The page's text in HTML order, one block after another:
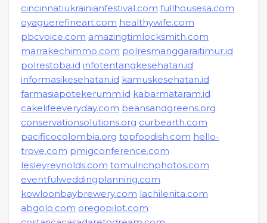
cincinnatiukrainianfestival.com fullhousesa.com
oyaguerefineart.com healthywife.com
pbcvoice.com amazingtimlocksmith.com
marrakechimmo.com polresmanggaraitimur.id
polrestoba.id infotentangkesehatan.id
informasikesehatan.id kamuskesehatan.id
farmasiapotekerumm.id kabarmataram.id
cakelifeeveryday.com beansandgreens.org
conservationsolutions.org curbearth.com
pacificocolombia.org topfoodish.com hello-
trove.com pmigconference.com
lesleyreynolds.com tomulrichphotos.com
eventfulweddingplanning.com
kowloonbaybrewery.com lachilenita.com
abgolo.com oregopilot.com